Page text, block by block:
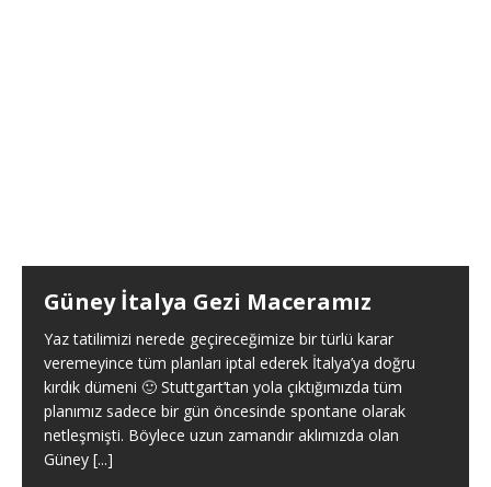
Güney İtalya Gezi Maceramız
Yaz tatilimizi nerede geçireceğimize bir türlü karar
veremeyince tüm planları iptal ederek İtalya’ya doğru
kırdık dümeni 🙂 Stuttgart’tan yola çıktığımızda tüm
planımız sadece bir gün öncesinde spontane olarak
netleşmişti. Böylece uzun zamandır aklımızda olan
Güney [...]